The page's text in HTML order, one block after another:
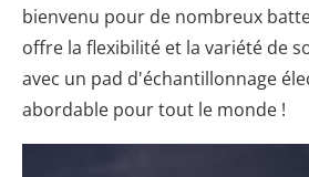
bienvenu pour de nombreux
offre la flexibilité et la variété de
avec un pad d'échantillonnage
abordable pour tout le monde !